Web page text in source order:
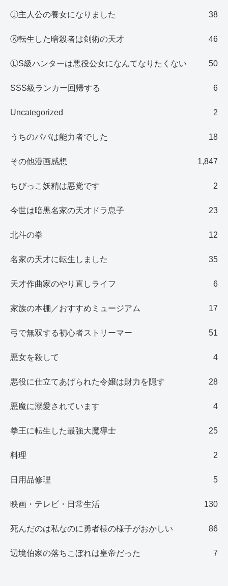
Ⓙ主人公の養女になりました 38
Ⓚ転生した暗殺者は剣術の天才 46
ⓁS級ハンターは悪役公女になんてなりたくない 50
SSS級ランカー回帰する 6
Uncategorized 2
うちのパパは能力者でした 18
その他漫画感想 1,847
ちびっこ妖精は悪党です 2
今世は暗黒名家の天才ドラ息子 23
北斗の拳 12
名家の天才に転生しました 35
天才作曲家のやり直しライフ 6
家族の本棚／おすすめミュージアム 17
弓で無双する初心者ストリーマー 51
悪女を殺して 4
悪役に仕立てあげられた令嬢は財力を隠す 28
悪魔に溺愛されています 4
拳王に転生した最強大魔導士 25
料理 2
日用品修理 5
映画・テレビ・日常生活 130
死んだのは私なのに勇者様の様子がおかしい 86
辺境伯家の落ちこぼれは皇帝だった 7